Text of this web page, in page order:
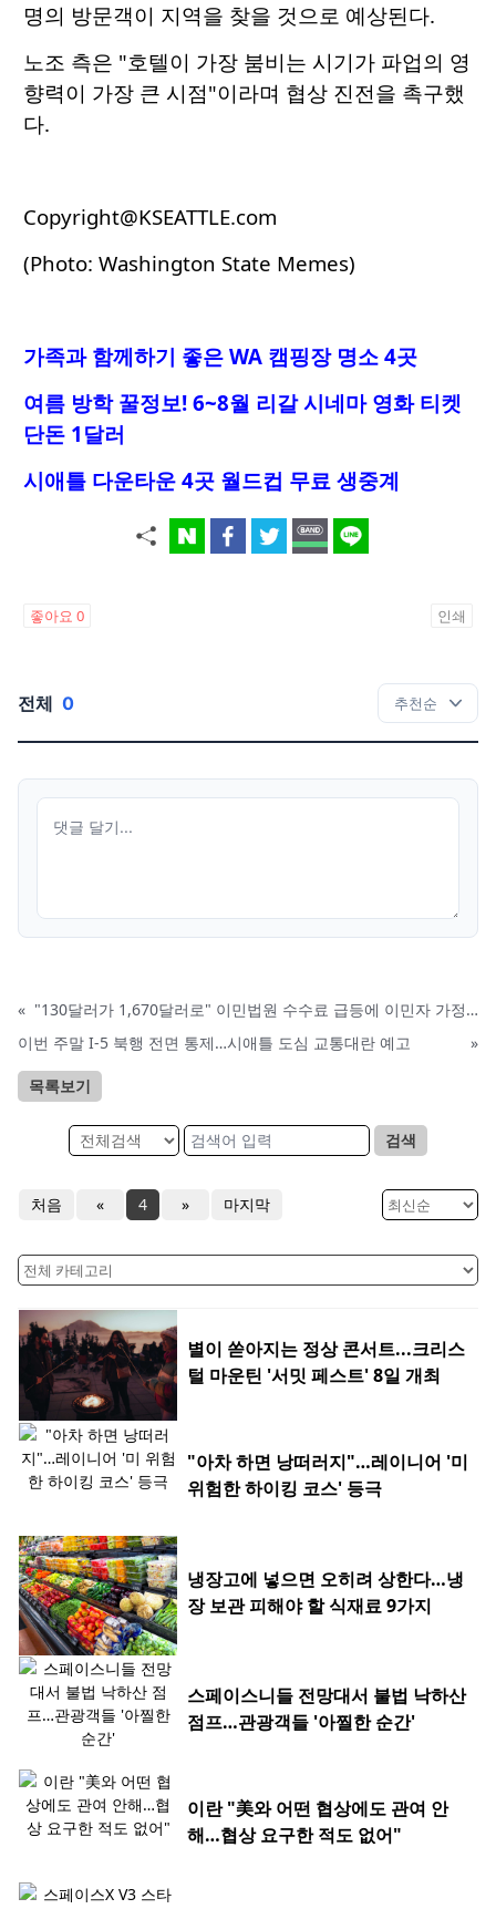
명의 방문객이 지역을 찾을 것으로 예상된다.
노조 측은 "호텔이 가장 붐비는 시기가 파업의 영
향력이 가장 큰 시점"이라며 협상 진전을 촉구했
다.
Copyright@KSEATTLE.com
(Photo: Washington State Memes)
가족과 함께하기 좋은 WA 캠핑장 명소 4곳
여름 방학 꿀정보! 6~8월 리갈 시네마 영화 티켓
단돈 1달러
시애틀 다운타운 4곳 월드컵 무료 생중계
좋아요 0 인쇄
전체 0
«
"130달러가 1,670달러로" 이민법원 수수료 급등에 이민자 가정 비명
이번 주말 I-5 북행 전면 통제…시애틀 도심 교통대란 예고
»
목록보기
검색
처음 « 4 » 마지막
별이 쏟아지는 정상 콘서트...크리스
털 마운틴 '서밋 페스트' 8일 개최
"아차 하면 낭떠러지"…레이니어 '미
위험한 하이킹 코스' 등극
냉장고에 넣으면 오히려 상한다…냉
장 보관 피해야 할 식재료 9가지
스페이스니들 전망대서 불법 낙하산
점프…관광객들 '아찔한 순간'
이란 "美와 어떤 협상에도 관여 안
해…협상 요구한 적도 없어"